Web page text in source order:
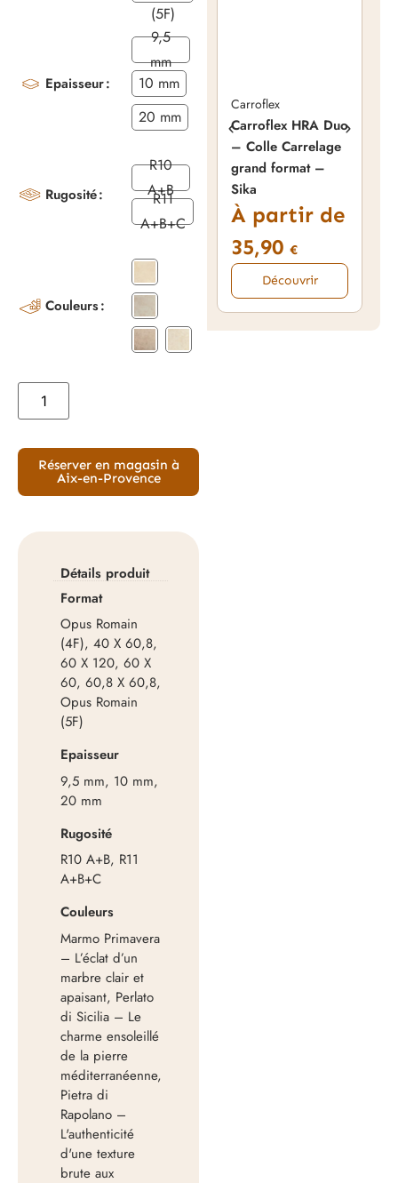
Carroflex
Carroflex HRA Duo
– Colle Carrelage
grand format –
Sika
À partir de
35,90 €
Découvrir
(5F)
Epaisseur
9,5
mm
10 mm
20 mm
Rugosité
R10
A+B
R11
A+B+C
Couleurs
Réserver en magasin à
Aix-en-Provence
Détails produit
Format
Opus Romain
(4F), 40 X 60,8,
60 X 120, 60 X
60, 60,8 X 60,8,
Opus Romain
(5F)
Epaisseur
9,5 mm, 10 mm,
20 mm
Rugosité
R10 A+B, R11
A+B+C
Couleurs
Marmo Primavera
– L’éclat d’un
marbre clair et
apaisant, Perlato
di Sicilia – Le
charme ensoleillé
de la pierre
méditerranéenne,
Pietra di
Rapolano –
L'authenticité
d'une texture
brute aux